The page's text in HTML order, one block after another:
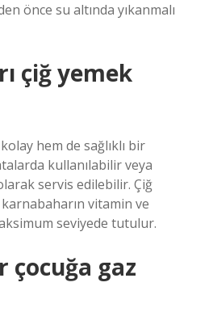
önce su altında yıkanmalı
çiğ yemek
hem de sağlıklı bir
kullanılabilir veya
servis edilebilir. Çiğ
vitamin ve
seviyede tutulur.
çocuğa gaz